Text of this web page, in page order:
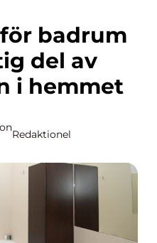
del av
i hemmet
Redaktionel